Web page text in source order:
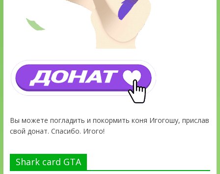
Вы можете погладить и покормить коня Игогошу, прислав
свой донат. Спасибо. Игого!
Shark card GTA